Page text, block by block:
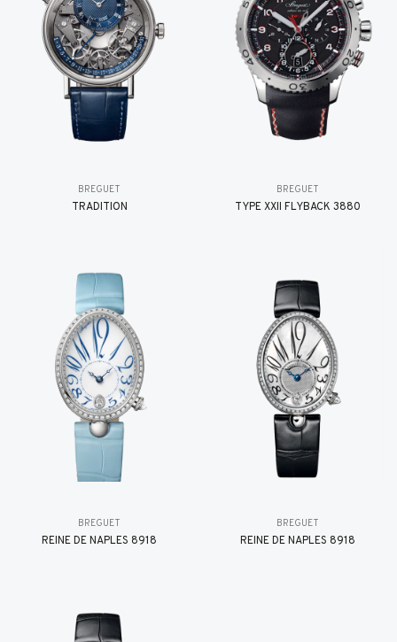
BREGUET
TRADITION
BREGUET
TYPE XXII FLYBACK 3880
BREGUET
REINE DE NAPLES 8918
BREGUET
REINE DE NAPLES 8918